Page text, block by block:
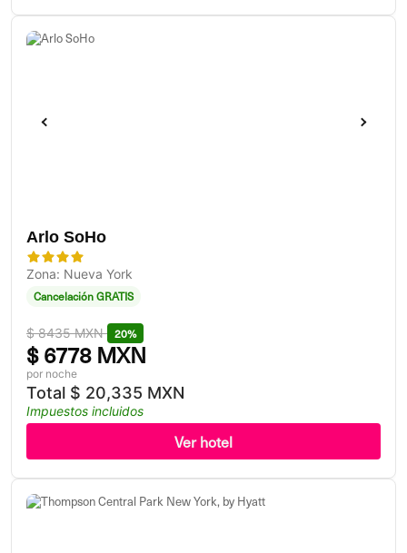
Arlo SoHo
Zona: Nueva York
Cancelación GRATIS
$8435 MXN 20%
$6778 MXN
por noche
Total $ 20,335 MXN
Impuestos incluidos
Ver hotel